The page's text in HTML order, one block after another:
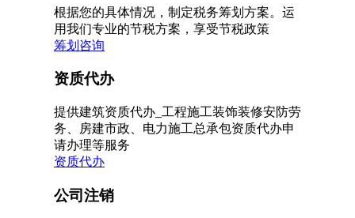
根据您的具体情况，制定税务筹划方案。运
用我们专业的节税方案，享受节税政策
筹划咨询
资质代办
提供建筑资质代办_工程施工装饰装修安防劳
务、房建市政、电力施工总承包资质代办申
请办理等服务
资质代办
公司注销